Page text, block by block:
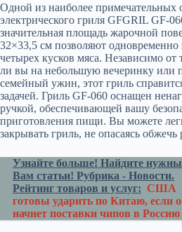
Одной из наиболее примечательных
электрического гриля GFGRIL GF-
значительная площадь жарочной
32×33,5 см позволяют одновременно
четырех кусков мяса. Независимо от
ли вы на небольшую вечеринку или
семейный ужин, этот гриль
задачей. Гриль GF-060 оснащен
ручкой, обеспечивающей вашу
приготовления пищи. Вы можете
закрывать гриль, не опасаясь обжечь
Узнайте больше! Найдите
Вам статьи! Рубрика - Новости.
Рейтинг товаров и услуг: США
готовы ударить по Китаю, если
начнет поставки чипов в Россию